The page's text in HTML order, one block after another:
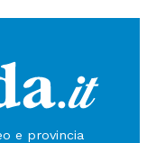
e provincia